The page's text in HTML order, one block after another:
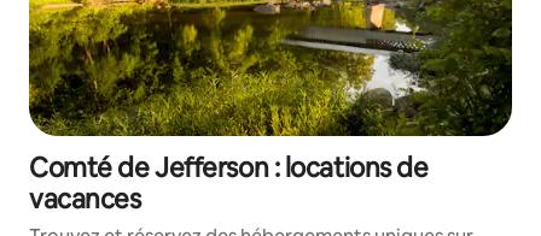
Comté de Jefferson : locations de
vacances